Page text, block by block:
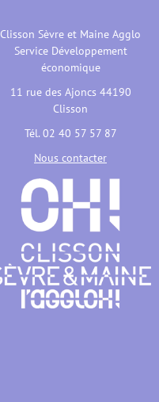
Clisson Sèvre et Maine Agglo
Service Développement
économique
11 rue des Ajoncs 44190
Clisson
Tél. 02 40 57 57 87
Nous contacter